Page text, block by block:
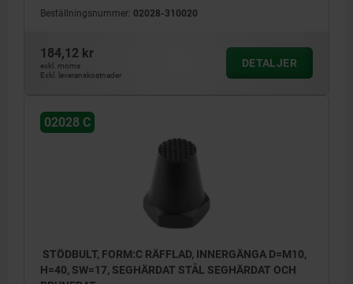
Beställningsnummer: 02028-310020
184,12 kr
exkl. moms
Exkl. leveranskostnader
DETALJER
02028 C
STÖDBULT, FORM:C RÄFFLAD, INNERGÄNGA D=M10,
H=40, SW=17, SEGHÄRDAT STÅL SEGHÄRDAT OCH